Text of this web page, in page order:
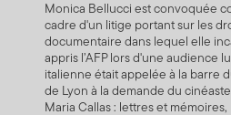
Monica Bellucci est convoquée
cadre d'un litige portant sur les
documentaire dans lequel elle
appris l’AFP lors d'une audience
italienne était appelée à la barre
de Lyon à la demande du
Maria Callas : lettres et mémoires,